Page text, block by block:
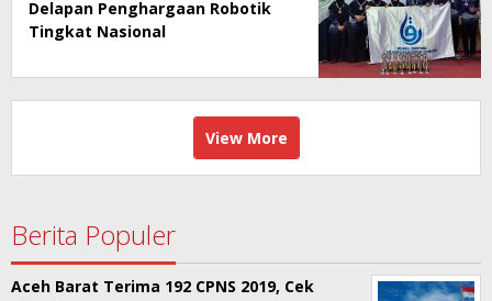
Delapan Penghargaan Robotik
Tingkat Nasional
View More
Berita Populer
Aceh Barat Terima 192 CPNS 2019, Cek